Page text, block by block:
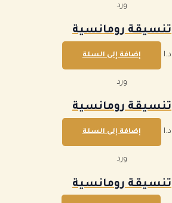
ورد
تنسيقة رومانسية
د.ا إضافة إلى السلة
ورد
تنسيقة رومانسية
د.ا إضافة إلى السلة
ورد
تنسيقة رومانسية